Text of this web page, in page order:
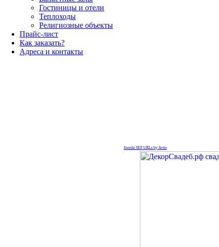
Гостиницы и отели
Теплоходы
Религиозные объекты
Прайс-лист
Как заказать?
Адреса и контакты
Joomla SEF URLs by Artio